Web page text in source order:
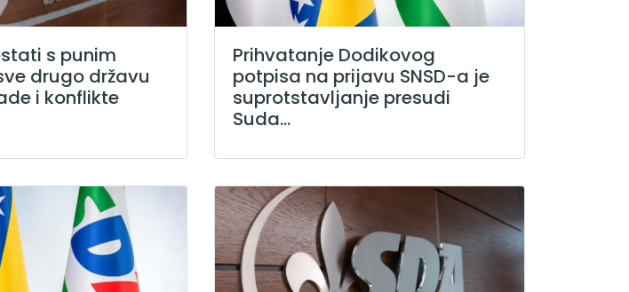
s punim
drugo državu
i konflikte
Prihvatanje Dodikovog
potpisa na prijavu SNSD-a je
suprotstavljanje presudi
Suda...